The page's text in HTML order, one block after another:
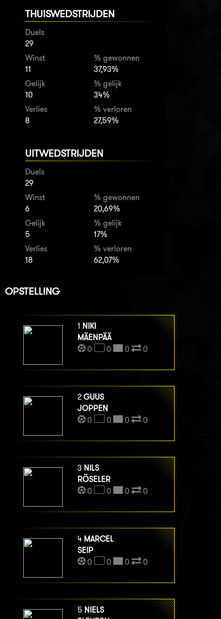
THUISWEDSTRIJDEN
Duels
29
Winst
11
% gewonnen
37,93%
Gelijk
10
% gelijk
34%
Verlies
8
% verloren
27,59%
UITWEDSTRIJDEN
Duels
29
Winst
6
% gewonnen
20,69%
Gelijk
5
% gelijk
17%
Verlies
18
% verloren
62,07%
OPSTELLING
1 NIKI
MÄENPÄÄ
0
0 0 0
2 GUUS
JOPPEN
0
0 0 0
3 NILS
RÖSELER
0
0 0 0
4 MARCEL
SEIP
0
0 0 0
5 NIELS